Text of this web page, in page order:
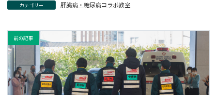
カテゴリー 肝臓病・糖尿病コラボ教室
前の記事